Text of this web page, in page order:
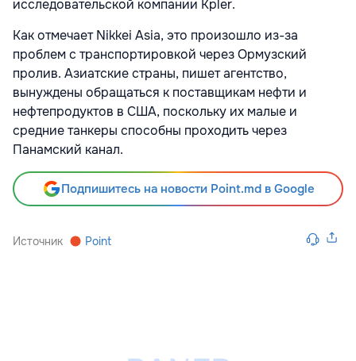
исследовательской компании Kpler.
Как отмечает Nikkei Asia, это произошло из-за
проблем с транспортировкой через Ормузский
пролив. Азиатские страны, пишет агентство,
вынуждены обращаться к поставщикам нефти и
нефтепродуктов в США, поскольку их малые и
средние танкеры способны проходить через
Панамский канал.
Подпишитесь на новости Point.md в Google
Источник Point